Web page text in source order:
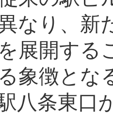
なり、新
展開する
象徴とな
八条東口